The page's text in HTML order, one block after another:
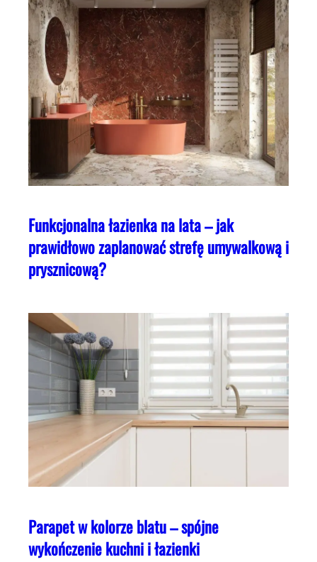
Funkcjonalna łazienka na lata – jak
prawidłowo zaplanować strefę umywalkową i
prysznicową?
Parapet w kolorze blatu – spójne
wykończenie kuchni i łazienki